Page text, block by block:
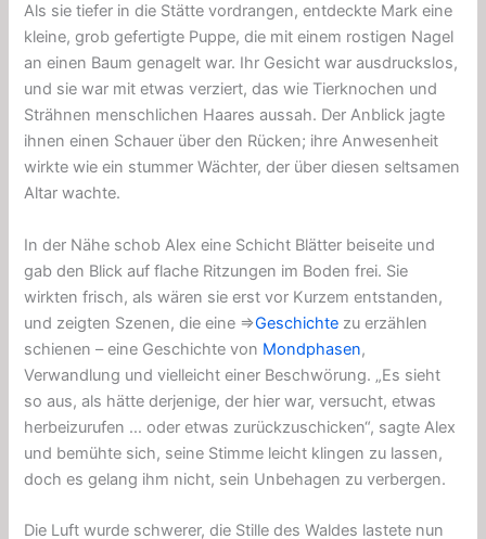
Als sie tiefer in die Stätte vordrangen, entdeckte Mark eine
kleine, grob gefertigte Puppe, die mit einem rostigen Nagel
an einen Baum genagelt war. Ihr Gesicht war ausdruckslos,
und sie war mit etwas verziert, das wie Tierknochen und
Strähnen menschlichen Haares aussah. Der Anblick jagte
ihnen einen Schauer über den Rücken; ihre Anwesenheit
wirkte wie ein stummer Wächter, der über diesen seltsamen
Altar wachte.
In der Nähe schob Alex eine Schicht Blätter beiseite und
gab den Blick auf flache Ritzungen im Boden frei. Sie
wirkten frisch, als wären sie erst vor Kurzem entstanden,
und zeigten Szenen, die eine ⇒Geschichte zu erzählen
schienen – eine Geschichte von Mondphasen,
Verwandlung und vielleicht einer Beschwörung. „Es sieht
so aus, als hätte derjenige, der hier war, versucht, etwas
herbeizurufen … oder etwas zurückzuschicken“, sagte Alex
und bemühte sich, seine Stimme leicht klingen zu lassen,
doch es gelang ihm nicht, sein Unbehagen zu verbergen.
Die Luft wurde schwerer, die Stille des Waldes lastete nun